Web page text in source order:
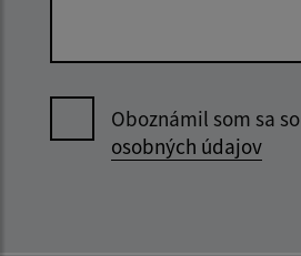
Oboznámil som sa so
osobných údajov